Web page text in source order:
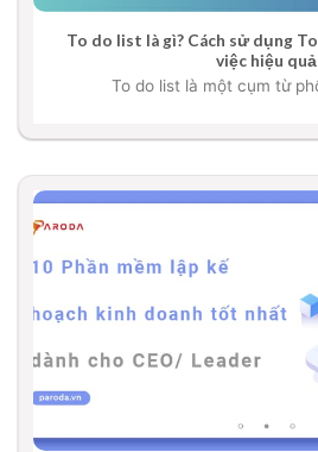
To do list là gì? Cách sử dụng
việc hiệu quả
To do list là một cụm từ